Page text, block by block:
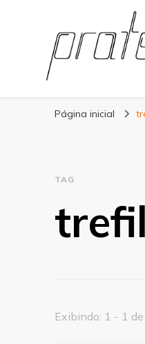
Blog
Página inicial
TAG
Exibindo: 1 - 1